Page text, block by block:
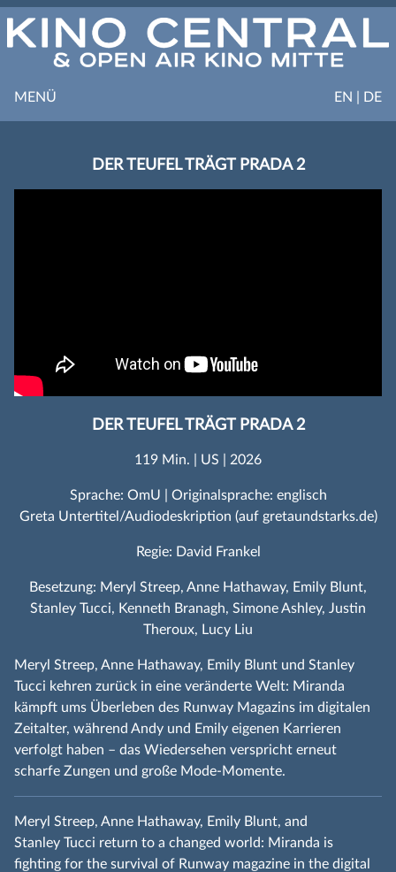
EN | DE
MENÜ
DER TEUFEL TRÄGT PRADA 2
DER TEUFEL TRÄGT PRADA 2
119 Min. | US | 2026
Sprache: OmU | Originalsprache: englisch
Greta Untertitel/Audiodeskription (auf gretaundstarks.de)
Regie: David Frankel
Besetzung: Meryl Streep, Anne Hathaway, Emily Blunt,
Stanley Tucci, Kenneth Branagh, Simone Ashley, Justin
Theroux, Lucy Liu
Meryl Streep, Anne Hathaway, Emily Blunt und Stanley
Tucci kehren zurück in eine veränderte Welt: Miranda
kämpft ums Überleben des Runway Magazins im digitalen
Zeitalter, während Andy und Emily eigenen Karrieren
verfolgt haben – das Wiedersehen verspricht erneut
scharfe Zungen und große Mode‑Momente.
Meryl Streep, Anne Hathaway, Emily Blunt, and
Stanley Tucci return to a changed world: Miranda is
fighting for the survival of Runway magazine in the digital